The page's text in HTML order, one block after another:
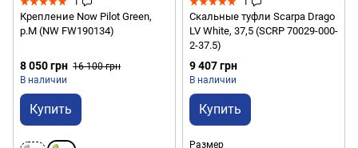
Крепление Now Pilot Green,
р.M (NW FW190134)
8 050 грн 16 100 грн
В наличии
Купить
Скальные туфли Scarpa Drago
LV White, 37,5 (SCRP 70029-000-
2-37.5)
9 407 грн
В наличии
Купить
Размер